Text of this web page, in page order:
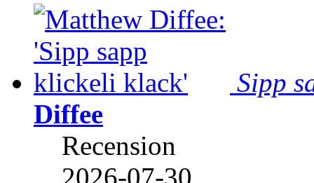
Sipp
Diffee
Recension